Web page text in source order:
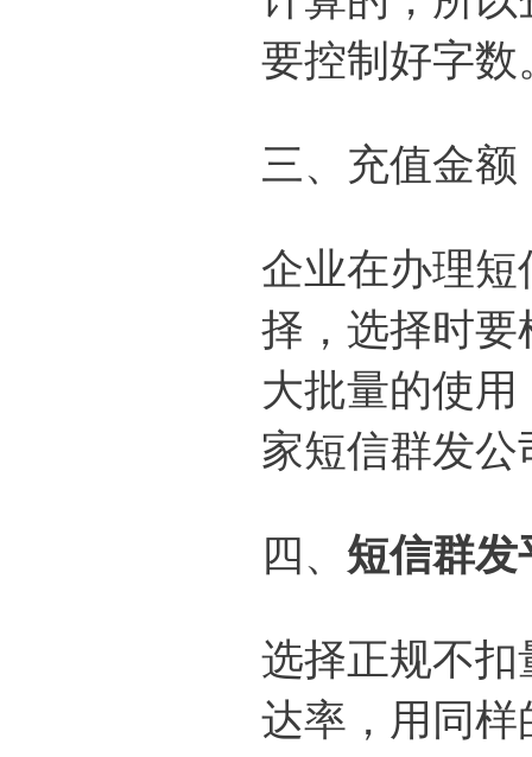
要控制好字数
三、充值金额
企业在办理
择，选择时
大批量的使
家短信群发
四、 短信群发
选择正规不
达率，用同